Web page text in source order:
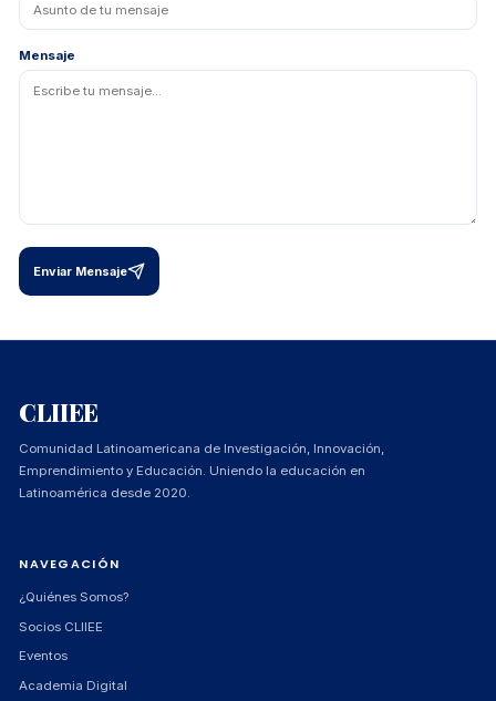
Mensaje
Enviar Mensaje
CLIIEE
Comunidad Latinoamericana de Investigación, Innovación,
Emprendimiento y Educación. Uniendo la educación en
Latinoamérica desde 2020.
NAVEGACIÓN
¿Quiénes Somos?
Socios CLIIEE
Eventos
Academia Digital